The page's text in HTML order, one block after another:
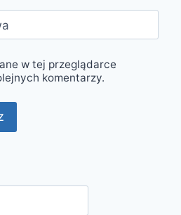
w tej przeglądarce
komentarzy.